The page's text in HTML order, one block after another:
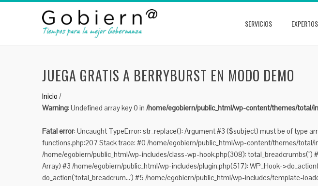
SERVICIOS
JUEGA GRATIS A BERRYBURST EN MODO DEMO
Inicio /
Warning: Undefined array key 0 in /home/egobiern/public_html/wp-content/themes/total/
Fatal error: Uncaught TypeError: str_replace(): Argument #3 ($subject) must be of type
functions.php:207 Stack trace: #0 /home/egobiern/public_html/wp-content/themes/total/
/home/egobiern/public_html/wp-includes/class-wp-hook.php(308):
Array) #3 /home/egobiern/public_html/wp-includes/plugin.php(517): WP_Hook-
do_action('total_breadcrum...') #5 /home/egobiern/public_html/wp-includes/template-